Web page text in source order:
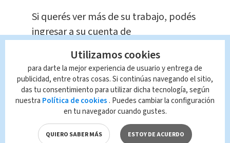
Si querés ver más de su trabajo, podés
ingresar a su cuenta de
Te Recomendamos
Guía turístico capta
a osa perezosa
dando a luz en San
Carlos
Nacional Redacción
Utilizamos cookies
para darte la mejor experiencia de usuario y entrega de
publicidad, entre otras cosas. Si continúas navegando el sitio,
das tu consentimiento para utilizar dicha tecnología, según
nuestra Política de cookies . Puedes cambiar la configuración
en tu navegador cuando gustes.
QUIERO SABER MÁS ESTOY DE ACUERDO